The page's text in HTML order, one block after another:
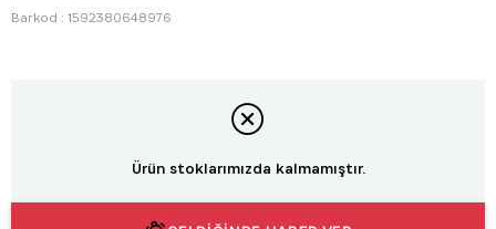
Barkod : 1592380648976
Ürün stoklarımızda kalmamıştır.